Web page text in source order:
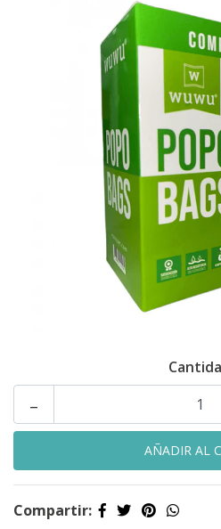
-
Compartir: